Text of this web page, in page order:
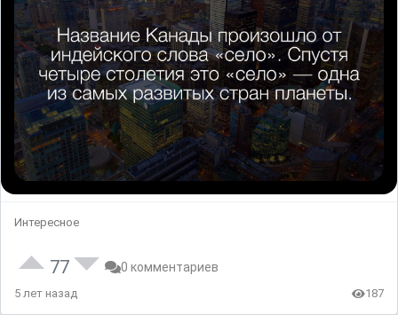
Интересное
77 0 комментариев
5 лет назад 187